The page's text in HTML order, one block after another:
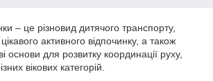
– це різновид дитячого транспорту,
активного відпочинку, а також
основи для розвитку координації руху,
вікових категорій.